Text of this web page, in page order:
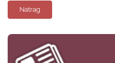
Natrag